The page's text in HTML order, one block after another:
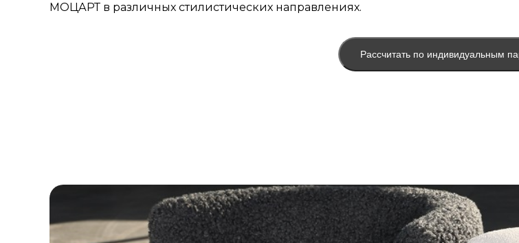
МОЦАРТ в различных стилистических направлениях.
Рассчитать по индивидуальным